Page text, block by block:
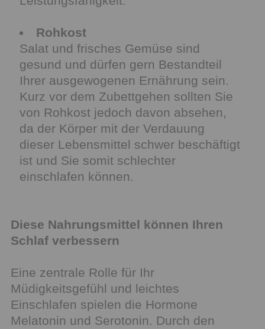
Rohkost
Salat und frisches Gemüse sind
gesund und dürfen gern Bestandteil
Ihrer ausgewogenen Ernährung sein.
Kurz vor dem Zubettgehen sollten Sie
von Rohkost jedoch davon absehen,
da der Körper mit der Verdauung
dieser Lebensmittel schwer beschäftigt
ist und Sie somit schlechter
einschlafen können.
Diese Nahrungsmittel können Ihren
Schlaf verbessern
Eine zentrale Rolle für Ihr
Müdigkeitsgefühl und leichtes
Einschlafen spielen die Hormone
Melatonin und Serotonin. Durch den